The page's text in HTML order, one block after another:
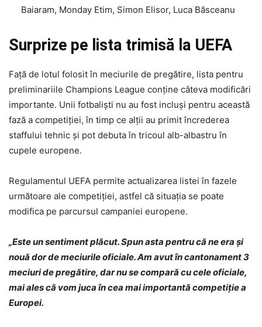
Baiaram, Monday Etim, Simon Elisor, Luca Băsceanu
Surprize pe lista trimisă la UEFA
Față de lotul folosit în meciurile de pregătire, lista pentru
preliminariile Champions League conține câteva modificări
importante. Unii fotbaliști nu au fost incluși pentru această
fază a competiției, în timp ce alții au primit încrederea
staffului tehnic și pot debuta în tricoul alb-albastru în
cupele europene.
Regulamentul UEFA permite actualizarea listei în fazele
următoare ale competiției, astfel că situația se poate
modifica pe parcursul campaniei europene.
„Este un sentiment plăcut. Spun asta pentru că ne era și
nouă dor de meciurile oficiale. Am avut în cantonament 3
meciuri de pregătire, dar nu se compară cu cele oficiale,
mai ales că vom juca în cea mai importantă competiție a
Europei.